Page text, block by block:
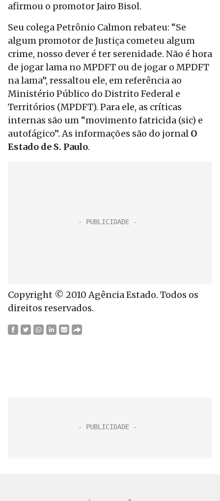
afirmou o promotor Jairo Bisol.
Seu colega Petrônio Calmon rebateu: “Se
algum promotor de Justiça cometeu algum
crime, nosso dever é ter serenidade. Não é hora
de jogar lama no MPDFT ou de jogar o MPDFT
na lama”, ressaltou ele, em referência ao
Ministério Público do Distrito Federal e
Territórios (MPDFT). Para ele, as críticas
internas são um “movimento fatricida (sic) e
autofágico”. As informações são do jornal O
Estado de S. Paulo.
Copyright © 2010 Agência Estado. Todos os
direitos reservados.